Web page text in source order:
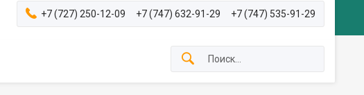
+7 (727) 250-12-09 +7 (747) 632-91-29 +7 (747) 535-91-29